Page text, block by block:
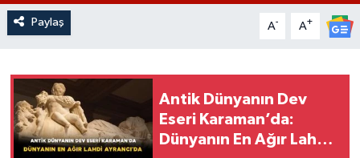
Paylaş A- A+
Antik Dünyanın Dev
Eseri Karaman’da:
Dünyanın En Ağır Lahdi